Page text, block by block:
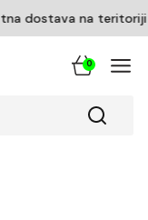
dostava na teritoriji
0